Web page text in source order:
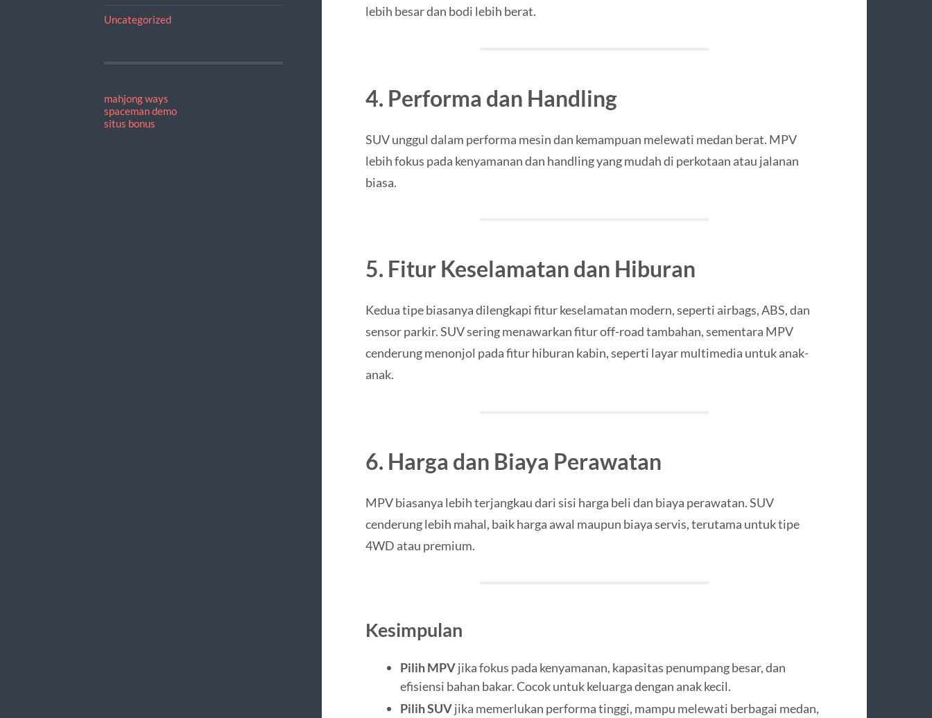
Uncategorized
mahjong ways
spaceman demo
situs bonus
lebih besar dan bodi lebih berat.
4. Performa dan Handling
SUV unggul dalam performa mesin dan kemampuan melewati medan berat. MPV
lebih fokus pada kenyamanan dan handling yang mudah di perkotaan atau jalanan
biasa.
5. Fitur Keselamatan dan Hiburan
Kedua tipe biasanya dilengkapi fitur keselamatan modern, seperti airbags, ABS, dan
sensor parkir. SUV sering menawarkan fitur off-road tambahan, sementara MPV
cenderung menonjol pada fitur hiburan kabin, seperti layar multimedia untuk anak-
anak.
6. Harga dan Biaya Perawatan
MPV biasanya lebih terjangkau dari sisi harga beli dan biaya perawatan. SUV
cenderung lebih mahal, baik harga awal maupun biaya servis, terutama untuk tipe
4WD atau premium.
Kesimpulan
Pilih MPVjika fokus pada kenyamanan, kapasitas penumpang besar, dan
efisiensi bahan bakar. Cocok untuk keluarga dengan anak kecil.
Pilih SUVjika memerlukan performa tinggi, mampu melewati berbagai medan,